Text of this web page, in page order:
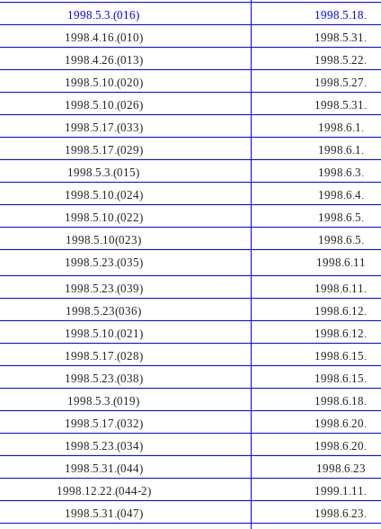
1998.5.3.(016) 1998.5.18.
1998.4.16.(010) 1998.5.31.
1998.4.26.(013) 1998.5.22.
1998.5.10.(020) 1998.5.27.
1998.5.10.(026) 1998.5.31.
1998.5.17.(033) 1998.6.1.
1998.5.17.(029) 1998.6.1.
1998.5.3.(015) 1998.6.3.
1998.5.10.(024) 1998.6.4.
1998.5.10.(022) 1998.6.5.
1998.5.10(023) 1998.6.5.
1998.5.23.(035) 1998.6.11
1998.5.23.(039) 1998.6.11.
1998.5.23(036) 1998.6.12.
1998.5.10.(021) 1998.6.12.
1998.5.17.(028) 1998.6.15.
1998.5.23.(038) 1998.6.15.
1998.5.3.(019) 1998.6.18.
1998.5.17.(032) 1998.6.20.
1998.5.23.(034) 1998.6.20.
1998.5.31.(044) 1998.6.23
1998.12.22.(044-2) 1999.1.11.
1998.5.31.(047) 1998.6.23.